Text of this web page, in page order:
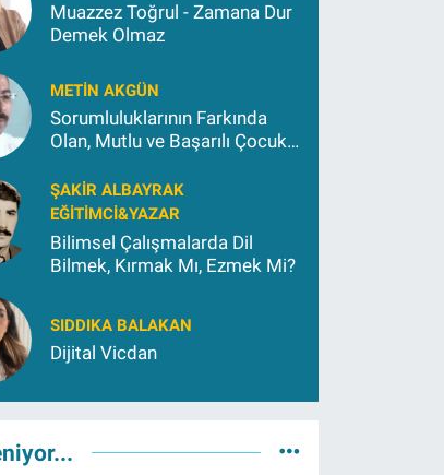
Muazzez Toğrul - Zamana Dur
Demek Olmaz
METIN AKGÜN
Sorumluluklarının Farkında
Olan, Mutlu ve Başarılı Çocuk
ŞAKIR ALBAYRAK
EĞITIMCI&YAZAR
Bilimsel Çalışmalarda Dil
Bilmek, Kırmak Mı, Ezmek Mi?
SIDDIKA BALAKAN
Dijital Vicdan